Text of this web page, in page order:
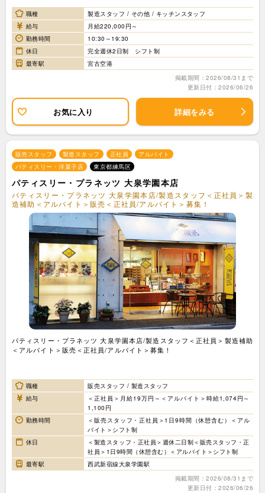
職種
製造スタッフ / その他 / キッチンスタッフ
給与
月給220,000円～
勤務時間
10:30～19:30
休日
完全週休2日制 シフト制
最寄駅
宮古空港
掲載期間：2026/08/31まで
更新日付：2026/06/26
お気に入り 詳細をみる
販売スタッフ 製造スタッフ 正社員
アルバイト
パティスリー・洋菓子店
東京都練馬区
パティスリー・プラネッツ 大泉学園本店
パティスリー・プラネッツ 大泉学園本店/製造スタッフ＜正社員＞製
造補助＜アルバイト＞販売＜正社員/アルバイト＞募集！
パティスリー・プラネッツ 大泉学園本店/製造スタッフ＜正社員＞製造補助
＜アルバイト＞販売＜正社員/アルバイト＞募集！
職種
販売スタッフ / 製造スタッフ
給与
＜正社員＞月給19万円～＜アルバイト＞時給1,074円～
1,100円
勤務時間
＜販売スタッフ・正社員＞1日9時間（休憩含む）＜アル
バイト＞シフト制
休日
＜製造スタッフ・正社員＞週休二日制＜販売スタッフ・正
社員＞1日9時間（休憩含む）＜アルバイト＞シフト制
最寄駅
西武新宿線大泉学園駅
掲載期間：2026/08/31まで
更新日付：2026/06/26